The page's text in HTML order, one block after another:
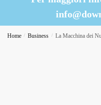
Home / Business / La Macchina dei